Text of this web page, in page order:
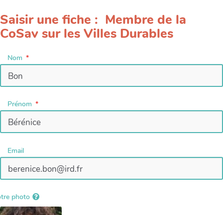
Saisir une fiche : Membre de la
CoSav sur les Villes Durables
Nom
Prénom
Email
photo